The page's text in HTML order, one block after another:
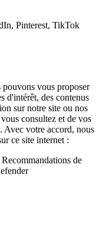
Pinterest, TikTok
pouvons vous proposer
d'intérêt, des contenus
sur notre site ou nos
consultez et de vos
Avec votre accord, nous
ce site internet :
de